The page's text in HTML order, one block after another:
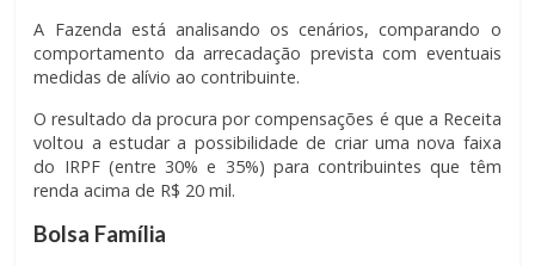
A Fazenda está analisando os cenários, comparando o
comportamento da arrecadação prevista com eventuais
medidas de alívio ao contribuinte.
O resultado da procura por compensações é que a Receita
voltou a estudar a possibilidade de criar uma nova faixa
do IRPF (entre 30% e 35%) para contribuintes que têm
renda acima de R$ 20 mil.
Bolsa Família